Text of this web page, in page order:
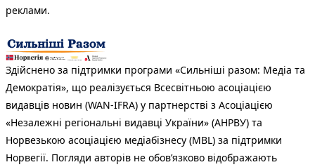
реклами.
Здійснено за підтримки програми «Сильніші разом: Медіа та
Демократія», що реалізується Всесвітньою асоціацією
видавців новин (WAN-IFRA) у партнерстві з Асоціацією
«Незалежні регіональні видавці України» (АНРВУ) та
Норвезькою асоціацією медіабізнесу (MBL) за підтримки
Норвегії. Погляди авторів не обов’язково відображають